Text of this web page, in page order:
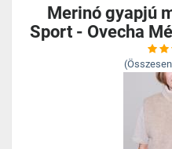
Merinó gyapjú
Sport - Ovecha
(Összesen